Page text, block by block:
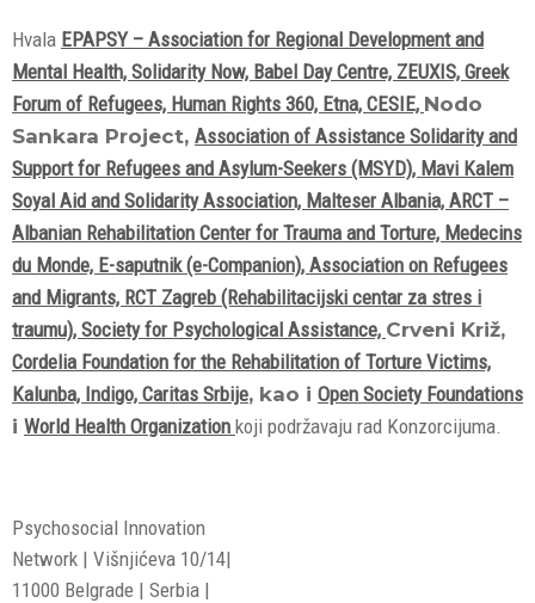
Hvala EPAPSY – Association for Regional Development and
Mental Health, Solidarity Now, Babel Day Centre, ZEUXIS, Greek
Forum of Refugees, Human Rights 360, Etna, CESIE, Nodo
Sankara Project, Association of Assistance Solidarity and
Support for Refugees and Asylum-Seekers (MSYD), Mavi Kalem
Soyal Aid and Solidarity Association, Malteser Albania, ARCT –
Albanian Rehabilitation Center for Trauma and Torture, Medecins
du Monde, E-saputnik (e-Companion), Association on Refugees
and Migrants, RCT Zagreb (Rehabilitacijski centar za stres i
traumu), Society for Psychological Assistance, Crveni Križ,
Cordelia Foundation for the Rehabilitation of Torture Victims,
Kalunba, Indigo, Caritas Srbije, kao i Open Society Foundations
i World Health Organization koji podržavaju rad Konzorcijuma.
Psychosocial Innovation
Network | Višnjićeva 10/14|
11000 Belgrade | Serbia |